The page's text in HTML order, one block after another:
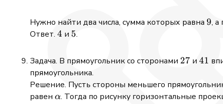
Нужно найти два числа, сумма которых равна 9
9, а
Ответ. 4
4 и 5
5.
Задача. В прямоугольник со сторонами 27
27 и41
41
прямоугольника.
Решение. Пусть стороны меньшего
равен \alpha
α. Тогда по рисунку горизонтальные